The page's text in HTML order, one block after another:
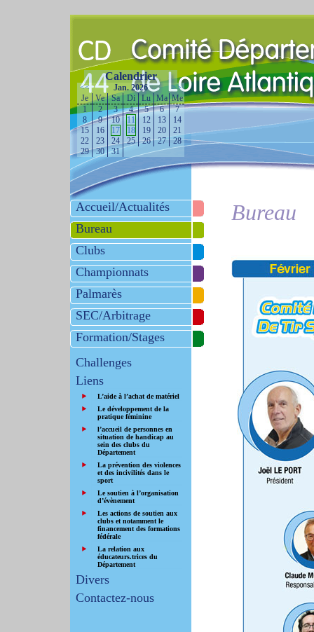
Calendrier
<< Jan. 2026
>>
Je
Ve Sa Di Lu Ma Me
1
2 3 4 5 6
7
8
9 10 11 12 13
14
15
16 17 18 19 20
21
22
23 24 25 26 27
28
29
30 31
Accueil/Actualités
Bureau
Clubs
Championnats
Palmarès
SEC/Arbitrage
Formation/Stages
Challenges
Liens
L’aide à l’achat de matériel
Le développement de la
pratique féminine
l’accueil de personnes en
situation de handicap au
sein des clubs du
Département
La prévention des violences
et des incivilités dans le
sport
Le soutien à l’organisation
d’évènement
Les actions de soutien aux
clubs et notamment le
financement des formations
fédérale
La relation aux
éducateurs.trices du
Département
Divers
Contactez-nous
Bureau